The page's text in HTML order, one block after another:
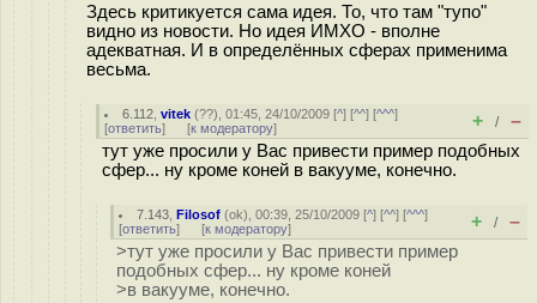
Здесь критикуется сама идея. То, что там "тупо"
видно из новости. Но идея ИМХО - вполне
адекватная. И в определённых сферах применима
весьма.
6.112 ,vitek (??), 01:45, 24/10/2009 [^] [^^] [^^^]
[ответить] [к модератору] + / –
тут уже просили у Вас привести пример подобных
сфер... ну кроме коней в вакууме, конечно.
7.143 ,Filosof (ok), 00:39, 25/10/2009 [^] [^^] [^^^]
[ответить] [к модератору] + / –
>тут уже просили у Вас привести пример
подобных сфер... ну кроме коней
>в вакууме, конечно.